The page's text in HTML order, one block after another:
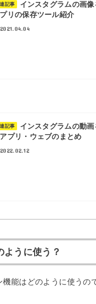
記事
インスタグラムの画
リの保存ツール紹介
2021.04.04
記事
インスタグラムの動
プリ・ウェブのまとめ
2022.02.12
ように使う？
能はどのように使うの